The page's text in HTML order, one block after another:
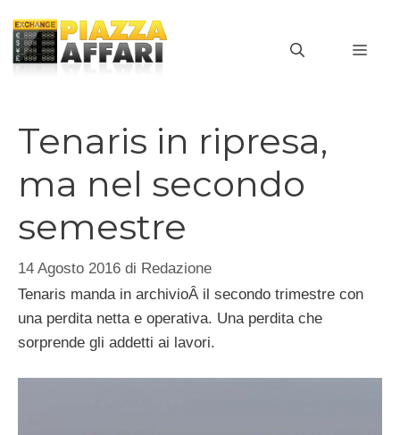
contenuto
Tenaris in ripresa,
ma nel secondo
semestre
14 Agosto 2016 di Redazione
Tenaris manda in archivioÂ il secondo trimestre con
una perdita netta e operativa. Una perdita che
sorprende gli addetti ai lavori.